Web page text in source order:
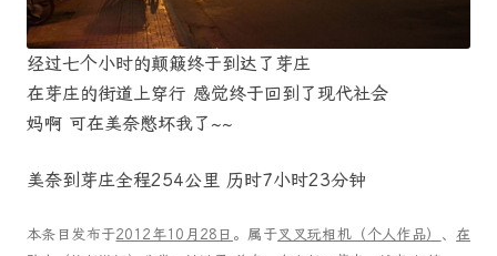
经过七个小时的颠簸终于到达了芽庄
在芽庄的街道上穿行 感觉终于回到了现代社会
妈啊 可在美奈憋坏我了~~
美奈到芽庄全程254公里 历时7小时23分钟
本条目发布于2012年10月28日 。属于叉叉玩相机（个人作品） 、在